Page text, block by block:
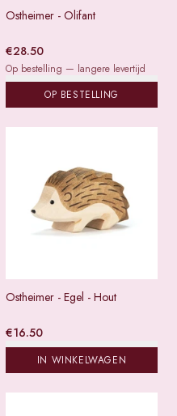
Ostheimer - Olifant
€28.50
Op bestelling — langere levertijd
OP BESTELLING
Ostheimer - Egel - Hout
€16.50
IN WINKELWAGEN